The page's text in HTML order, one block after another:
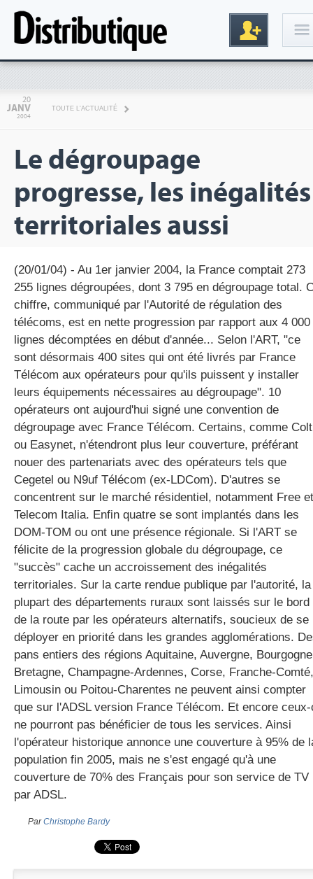
gratuite
20
JANV
2004
TOUTE L'ACTUALITÉ
Le dégroupage
progresse, les inégalités
territoriales aussi
(20/01/04) - Au 1er janvier 2004, la France comptait 273
255 lignes dégroupées, dont 3 795 en dégroupage total.
chiffre, communiqué par l'Autorité de régulation des
télécoms, est en nette progression par rapport aux 4 000
lignes décomptées en début d'année... Selon l'ART, "ce
sont désormais 400 sites qui ont été livrés par France
Télécom aux opérateurs pour qu'ils puissent y installer
leurs équipements nécessaires au dégroupage". 10
opérateurs ont aujourd'hui signé une convention de
dégroupage avec France Télécom. Certains, comme Colt
ou Easynet, n'étendront plus leur couverture, préférant
nouer des partenariats avec des opérateurs tels que
Cegetel ou N9uf Télécom (ex-LDCom). D'autres se
concentrent sur le marché résidentiel, notamment Free et
Telecom Italia. Enfin quatre se sont implantés dans les
DOM-TOM ou ont une présence régionale. Si l'ART se
félicite de la progression globale du dégroupage, ce
"succès" cache un accroissement des inégalités
territoriales. Sur la carte rendue publique par l'autorité, la
plupart des départements ruraux sont laissés sur le bord
de la route par les opérateurs alternatifs, soucieux de se
déployer en priorité dans les grandes agglomérations.
pans entiers des régions Aquitaine, Auvergne,
Bretagne, Champagne-Ardennes, Corse, Franche-Comté,
Limousin ou Poitou-Charentes ne peuvent ainsi compter
que sur l'ADSL version France Télécom. Et encore
ne pourront pas bénéficier de tous les services. Ainsi
l'opérateur historique annonce une couverture à 95% de
population fin 2005, mais ne s'est engagé qu'à une
couverture de 70% des Français pour son service de TV
par ADSL.
ParChristophe Bardy